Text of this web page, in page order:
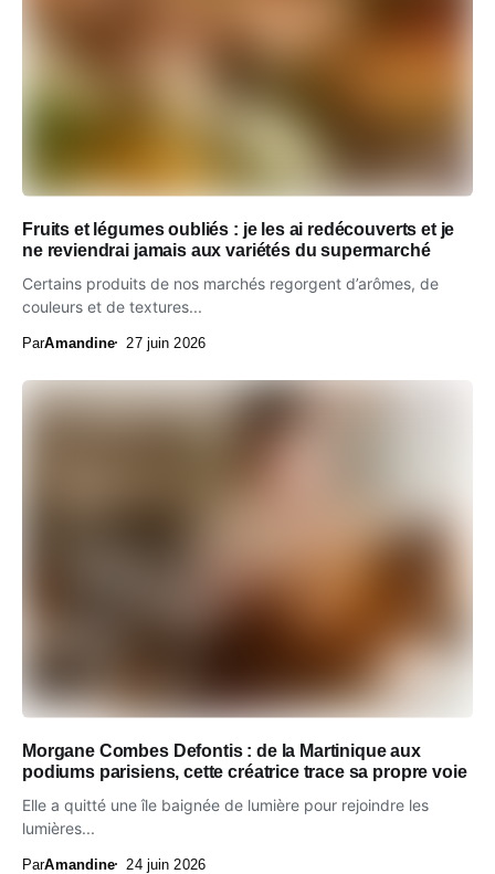
Fruits et légumes oubliés : je les ai redécouverts et je
ne reviendrai jamais aux variétés du supermarché
Certains produits de nos marchés regorgent d’arômes, de
couleurs et de textures...
ParAmandine 27 juin 2026
Morgane Combes Defontis : de la Martinique aux
podiums parisiens, cette créatrice trace sa propre voie
Elle a quitté une île baignée de lumière pour rejoindre les
lumières...
ParAmandine 24 juin 2026